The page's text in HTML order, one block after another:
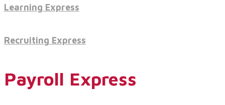
SAP S/4 HANA
Learning Express
Recruiting Express
Payroll Express